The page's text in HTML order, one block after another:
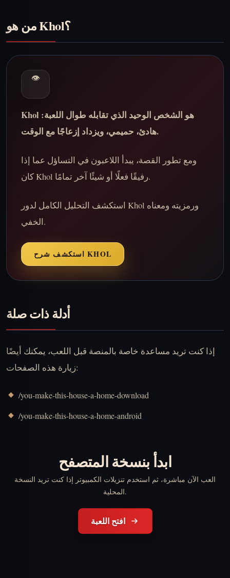
من هو Khol؟
👁
Khol هو الشخص الوحيد الذي تقابله طوال اللعبة:
هادئ، حميمي، ويزداد إزعاجًا مع الوقت.
ومع تطور القصة، يبدأ اللاعبون في التساؤل عما إذا
كان Khol رفيقًا فعلًا أو شيئًا آخر تمامًا.
استكشف التحليل الكامل لدور Khol ورمزيته ومعناه
الخفي.
استكشف شرح KHOL
أدلة ذات صلة
إذا كنت تريد مساعدة خاصة بالمنصة قبل اللعب، يمكنك أيضًا
زيارة هذه الصفحات:
/you-make-this-house-a-home-download
/you-make-this-house-a-home-android
ابدأ بنسخة المتصفح
العب الآن مباشرة، ثم استخدم تنزيلات الكمبيوتر إذا كنت تريد النسخة
المحلية.
افتح اللعبة